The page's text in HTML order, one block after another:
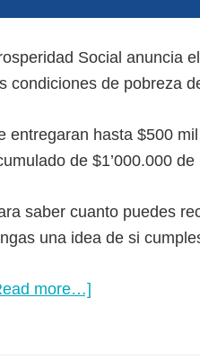
Social anuncia
condiciones de pobreza
entregaran hasta $500
de $1’000.000 de
saber cuanto puedes
una idea de si
more…]